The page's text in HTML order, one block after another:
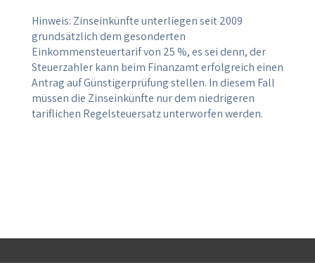
Hinweis: Zinseinkünfte unterliegen seit 2009
grundsätzlich dem gesonderten
Einkommensteuertarif von 25 %, es sei denn, der
Steuerzahler kann beim Finanzamt erfolgreich einen
Antrag auf Günstigerprüfung stellen. In diesem Fall
müssen die Zinseinkünfte nur dem niedrigeren
tariflichen Regelsteuersatz unterworfen werden.